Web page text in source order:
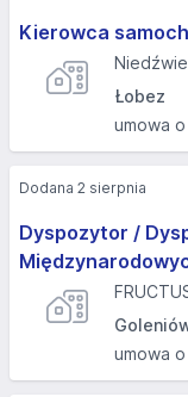
Kierowca
Łobez
umowa
Dyspozytor /
umowa
Dodana 2 sierpnia